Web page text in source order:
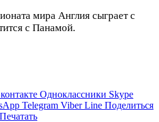
мира Англия сыграет с
с Панамой.
Одноклассники Skype
Telegram Viber Line Поделиться
Печатать